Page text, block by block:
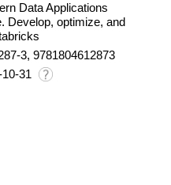
Data Applications
Develop, optimize, and
3, 9781804612873
31